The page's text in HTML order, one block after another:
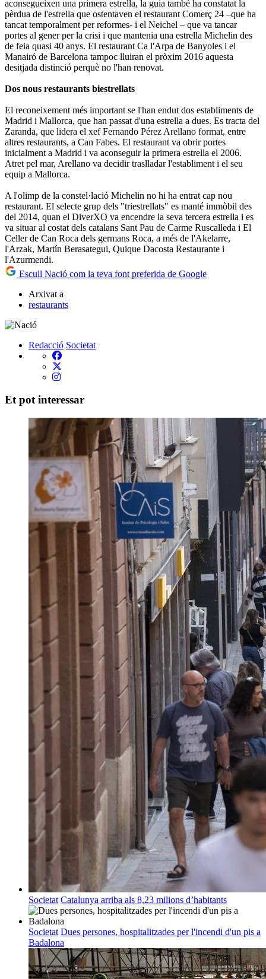
aconsegueixen una primera estrella, la guia també ha constatat la
pèrdua de l'estrella que ostentaven el restaurant Comerç 24 –que ha
tancat temporalment per reformes- i el Neichel – que va tancar
portes al gener per la crisi i que mantenia una estrella Michelin des
de feia quasi 40 anys. El restaurant Ca l'Arpa de Banyoles i el
Manairó de Barcelona tampoc lluiran el pròxim 2016 aquesta
desitjada distinció perquè no l'han renovat.
Dos nous restaurants biestrellats
El reconeixement més important se l'han endut dos establiments de
Madrid i Mallorca, que han passat d'una estrella a dues. Es tracta del
Zaranda, que lidera el xef Fernando Pérez Arellano format, entre
altres restaurants, a Can Fabes. El restaurant va obrir portes
inicialment a Madrid i va aconseguir la primera estrella el 2006.
Atret pel mar, Arellano va decidir traslladar l'establiment i el seu
equip a Mallorca.
A l'olimp de la constel·lació Michelin no hi ha entrat cap nou
restaurant. El selecte grup dels "triestrellats" es manté immòbil des
del 2014, quan el DiverXO va encendre la seva tercera estrella i es
va situar al costat dels catalans Sant Pau de Carme Ruscalleda i El
Celler de Can Roca dels germans Roca, a més de l'Akelarre,
l'Arzak, Martín Berasategui, Quique Dacosta Restaurante i
l'Azurmendi.
Escull Nació com la teva font preferida de Google
Arxivat a
restaurants
Redacció Societat
Et pot interessar
Societat Catalunya arriba als 8,23 milions d’habitants
Societat Dues persones, hospitalitzades per l'incendi d'un pis a
Badalona